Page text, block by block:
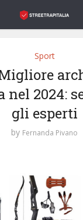
Sport
nel 2024:
gli esperti
by Fernanda Pivano